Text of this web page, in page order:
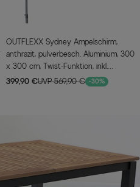
OUTFLEXX Sydney Ampelschirm,
anthrazit, pulverbesch. Aluminium, 300
x 300 cm, Twist-Funktion, inkl.
Plattenständer
399,90 €UVP 569,90 € -30%